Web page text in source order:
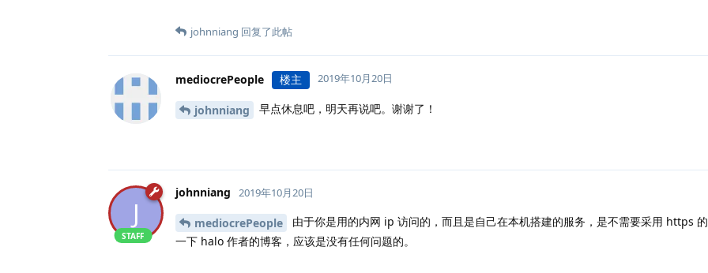
johnniang 回复了此帖
mediocrePeople 楼主 2019年10月20日
johnniang 早点休息吧，明天再说吧。谢谢了！
J
johnniang
STAFF
2019年10月20日
mediocrePeople
由于你是用的内网 ip 访问的，而且是自己在本机搭建的服务，是不需要采用 https
一下 halo 作者的博客，应该是没有任何问题的。